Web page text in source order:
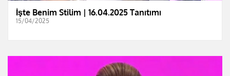
İşte Benim Stilim | 16.04.2025 Tanıtımı
15/04/2025